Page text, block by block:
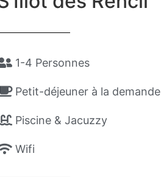
1-4 Personnes
Petit-déjeuner à la demande
Piscine & Jacuzzy
Wifi